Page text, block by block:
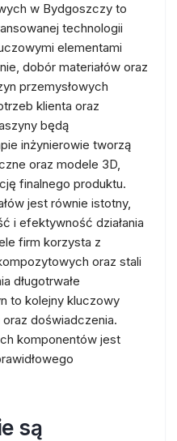
w Bydgoszczy to
technologii
elementami
dobór materiałów oraz
przemysłowych
klienta oraz
będą
inżynierowie tworzą
oraz modele 3D,
finalnego produktu.
jest równie istotny,
i efektywność działania
firm korzysta z
oraz stali
długotrwałe
to kolejny kluczowy
doświadczenia.
komponentów jest
są